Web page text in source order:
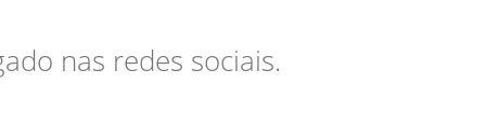
nas redes sociais.